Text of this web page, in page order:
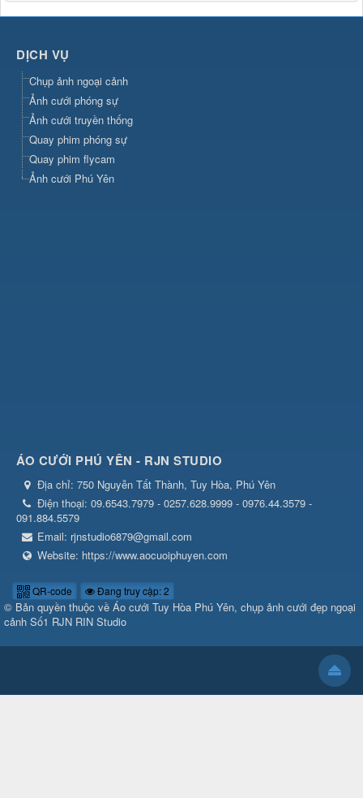
DỊCH VỤ
Chụp ảnh ngoại cảnh
Ảnh cưới phóng sự
Ảnh cưới truyền thống
Quay phim phóng sự
Quay phim flycam
Ảnh cưới Phú Yên
ÁO CƯỚI PHÚ YÊN - RJN STUDIO
Địa chỉ: 750 Nguyễn Tất Thành, Tuy Hòa, Phú Yên
Điện thoại: 09.6543.7979 - 0257.628.9999 - 0976.44.3579 -
091.884.5579
Email: rjnstudio6879@gmail.com
Website: https://www.aocuoiphuyen.com
QR-code Đang truy cập: 2
© Bản quyền thuộc về Áo cưới Tuy Hòa Phú Yên, chụp ảnh cưới đẹp ngoại
cảnh Số1 RJN RIN Studio